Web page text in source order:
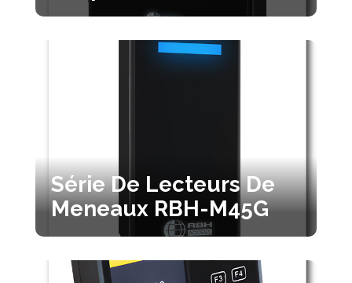
Série De Lecteurs De
Meneaux RBH-M45G